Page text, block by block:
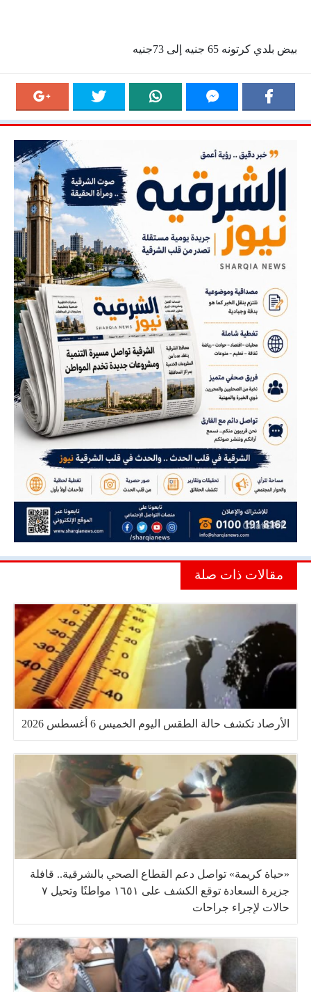
بيض بلدي كرتونه 65 جنيه إلى 73جنيه
مقالات ذات صلة
الأرصاد تكشف حالة الطقس اليوم الخميس 6 أغسطس 2026
«حياة كريمة» تواصل دعم القطاع الصحي بالشرقية.. قافلة
جزيرة السعادة توقع الكشف على ١٦٥١ مواطنًا وتحيل ٧
حالات لإجراء جراحات